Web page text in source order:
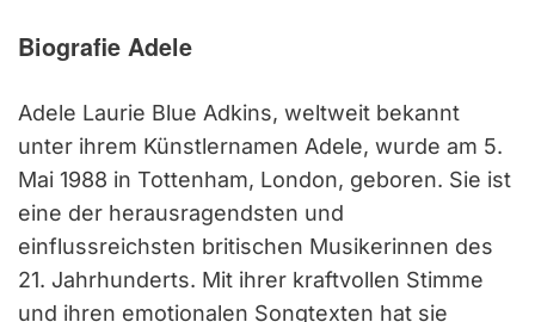
Biografie Adele
Adele Laurie Blue Adkins, weltweit bekannt
unter ihrem Künstlernamen Adele, wurde am 5.
Mai 1988 in Tottenham, London, geboren. Sie ist
eine der herausragendsten und
einflussreichsten britischen Musikerinnen des
21. Jahrhunderts. Mit ihrer kraftvollen Stimme
und ihren emotionalen Songtexten hat sie